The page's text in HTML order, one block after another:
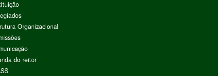
Organizacional
do reitor